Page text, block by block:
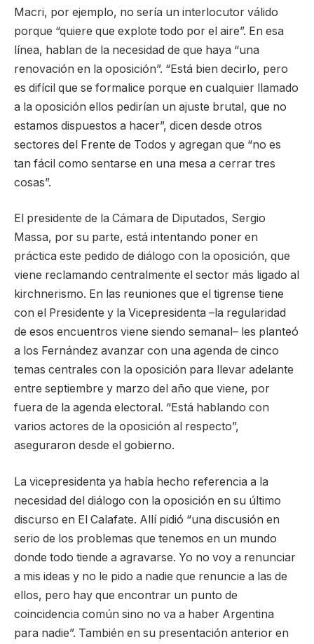
Macri, por ejemplo, no sería un interlocutor válido
porque “quiere que explote todo por el aire”. En esa
línea, hablan de la necesidad de que haya “una
renovación en la oposición”. “Está bien decirlo, pero
es difícil que se formalice porque en cualquier llamado
a la oposición ellos pedirían un ajuste brutal, que no
estamos dispuestos a hacer”, dicen desde otros
sectores del Frente de Todos y agregan que “no es
tan fácil como sentarse en una mesa a cerrar tres
cosas”.
El presidente de la Cámara de Diputados, Sergio
Massa, por su parte, está intentando poner en
práctica este pedido de diálogo con la oposición, que
viene reclamando centralmente el sector más ligado al
kirchnerismo. En las reuniones que el tigrense tiene
con el Presidente y la Vicepresidenta –la regularidad
de esos encuentros viene siendo semanal– les planteó
a los Fernández avanzar con una agenda de cinco
temas centrales con la oposición para llevar adelante
entre septiembre y marzo del año que viene, por
fuera de la agenda electoral. “Está hablando con
varios actores de la oposición al respecto”,
aseguraron desde el gobierno.
La vicepresidenta ya había hecho referencia a la
necesidad del diálogo con la oposición en su último
discurso en El Calafate. Allí pidió “una discusión en
serio de los problemas que tenemos en un mundo
donde todo tiende a agravarse. Yo no voy a renunciar
a mis ideas y no le pido a nadie que renuncie a las de
ellos, pero hay que encontrar un punto de
coincidencia común sino no va a haber Argentina
para nadie”. También en su presentación anterior en